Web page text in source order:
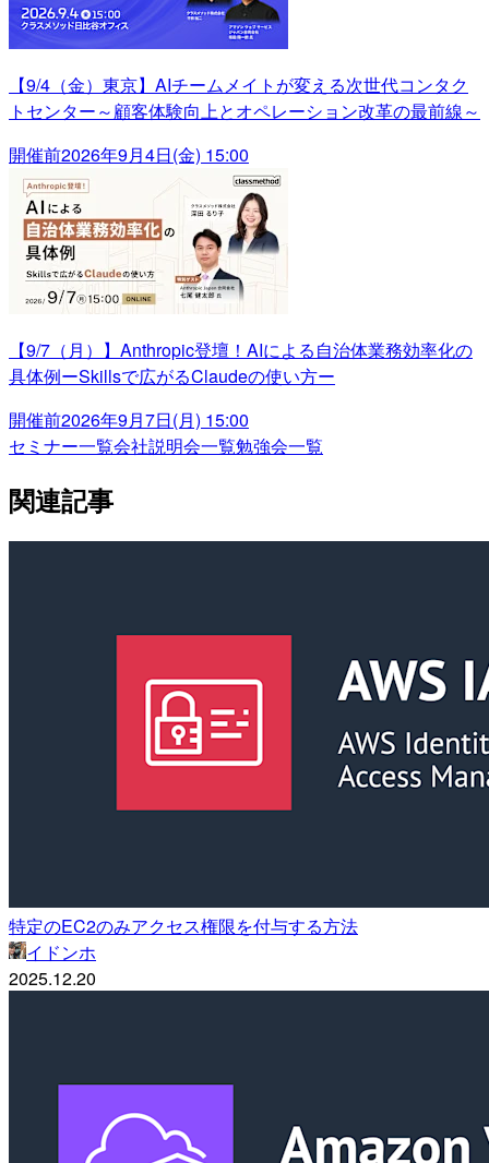
【9/4（金）東京】AIチームメイトが変える次世代コンタク
トセンター～顧客体験向上とオペレーション改革の最前線～
開催前2026年9月4日(金) 15:00
【9/7（月）】Anthropic登壇！AIによる自治体業務効率化の
具体例ーSkillsで広がるClaudeの使い方ー
開催前2026年9月7日(月) 15:00
セミナー一覧会社説明会一覧勉強会一覧
関連記事
特定のEC2のみアクセス権限を付与する方法
イドンホ
2025.12.20